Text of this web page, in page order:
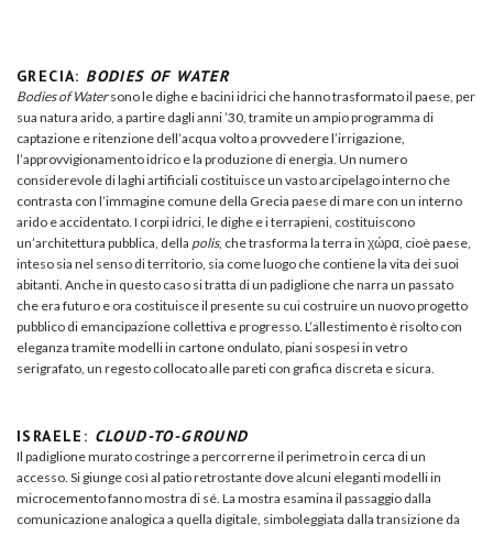
GRECIA: BODIES OF WATER
Bodies of Watersono le dighe e bacini idrici che hanno trasformato il paese, per
sua natura arido, a partire dagli anni ’30, tramite un ampio programma di
captazione e ritenzione dell’acqua volto a provvedere l’irrigazione,
l’approvvigionamento idrico e la produzione di energia. Un numero
considerevole di laghi artificiali costituisce un vasto arcipelago interno che
contrasta con l’immagine comune della Grecia paese di mare con un interno
arido e accidentato. I corpi idrici, le dighe e i terrapieni, costituiscono
un’architettura pubblica, della polis, che trasforma la terra in χώρα, cioè paese,
inteso sia nel senso di territorio, sia come luogo che contiene la vita dei suoi
abitanti. Anche in questo caso si tratta di un padiglione che narra un passato
che era futuro e ora costituisce il presente su cui costruire un nuovo progetto
pubblico di emancipazione collettiva e progresso. L’allestimento è risolto con
eleganza tramite modelli in cartone ondulato, piani sospesi in vetro
serigrafato, un regesto collocato alle pareti con grafica discreta e sicura.
ISRAELE: CLOUD-TO-GROUND
Il padiglione murato costringe a percorrerne il perimetro in cerca di un
accesso. Si giunge così al patio retrostante dove alcuni eleganti modelli in
microcemento fanno mostra di sé. La mostra esamina il passaggio dalla
comunicazione analogica a quella digitale, simboleggiata dalla transizione da